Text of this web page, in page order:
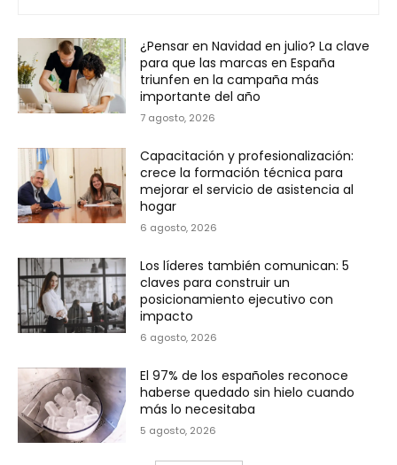
¿Pensar en Navidad en julio? La clave
para que las marcas en España
triunfen en la campaña más
importante del año
7 agosto, 2026
Capacitación y profesionalización:
crece la formación técnica para
mejorar el servicio de asistencia al
hogar
6 agosto, 2026
Los líderes también comunican: 5
claves para construir un
posicionamiento ejecutivo con
impacto
6 agosto, 2026
El 97% de los españoles reconoce
haberse quedado sin hielo cuando
más lo necesitaba
5 agosto, 2026